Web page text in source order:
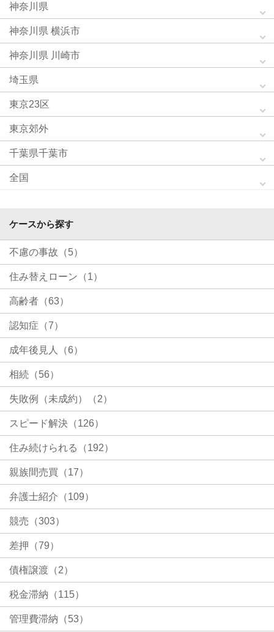
神奈川県
神奈川県 横浜市
神奈川県 川崎市
埼玉県
東京23区
東京郊外
千葉県千葉市
全国
ケースから探す
不慮の事故（5）
住み替えローン（1）
高齢者（63）
認知症（7）
成年後見人（6）
相続（56）
失敗例（未成約）（2）
スピード解決（126）
住み続けられる（192）
親族間売買（17）
弁護士紹介（109）
競売（303）
差押（79）
債権譲渡（2）
税金滞納（115）
管理費滞納（53）